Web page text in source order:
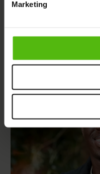
Marketing
Andreas Odbjerg
Slut efter to år